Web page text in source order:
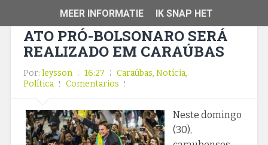
ATO PRÓ-BOLSONARO SERÁ
REALIZADO EM CARAÚBAS
Por: leysson 16:27 Caraúbas, Notícia,
Política
Comentarios
Neste domingo
(30),
MEER INFORMATIE
IK SNAP HET